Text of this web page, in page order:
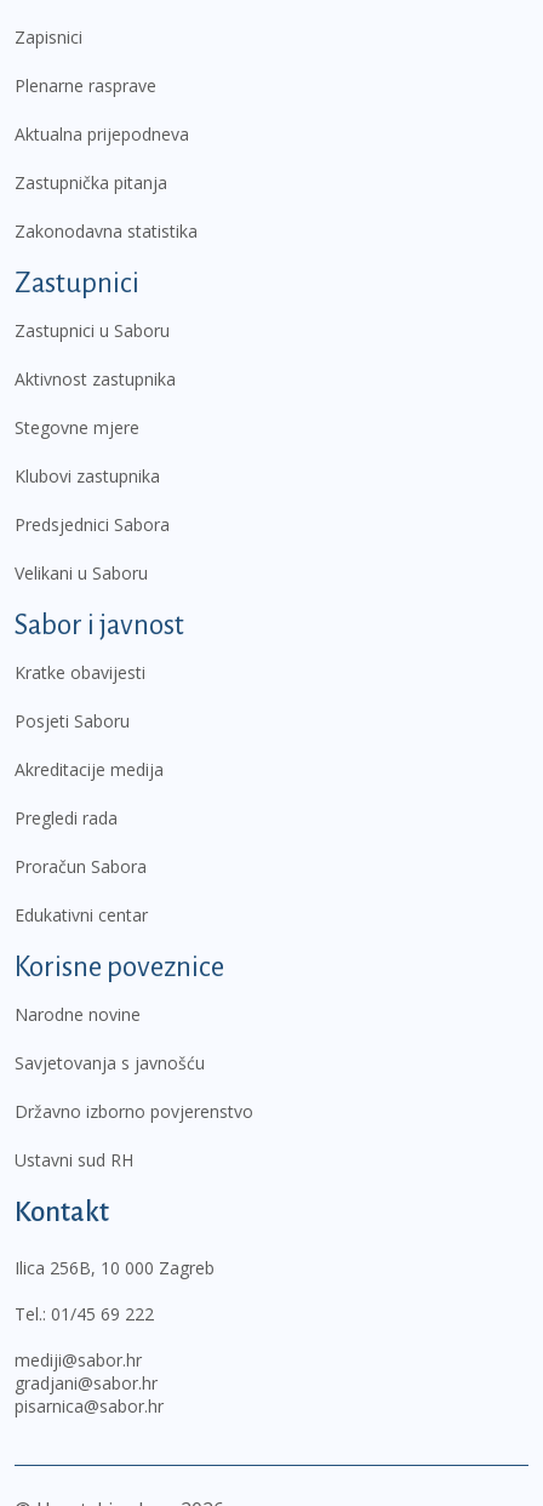
Zapisnici
Plenarne rasprave
Aktualna prijepodneva
Zastupnička pitanja
Zakonodavna statistika
Zastupnici
Zastupnici u Saboru
Aktivnost zastupnika
Stegovne mjere
Klubovi zastupnika
Predsjednici Sabora
Velikani u Saboru
Sabor i javnost
Kratke obavijesti
Posjeti Saboru
Akreditacije medija
Pregledi rada
Proračun Sabora
Edukativni centar
Korisne poveznice
Narodne novine
Savjetovanja s javnošću
Državno izborno povjerenstvo
Ustavni sud RH
Kontakt
Ilica 256B, 10 000 Zagreb
Tel.: 01/45 69 222
mediji@sabor.hr
gradjani@sabor.hr
pisarnica@sabor.hr